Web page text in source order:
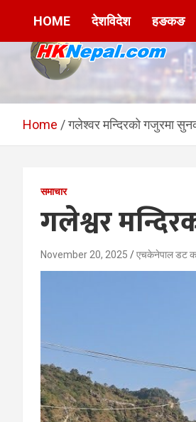
हङकङबाट
hknepal, hknepal.com, hk nepal, hk
HOME देशविदेश हङकङ
Home गलेश्वर मन्दिरको गजुरमा
समाचार
गलेश्वर
November 20, 2025 एचकेनेपाल डट